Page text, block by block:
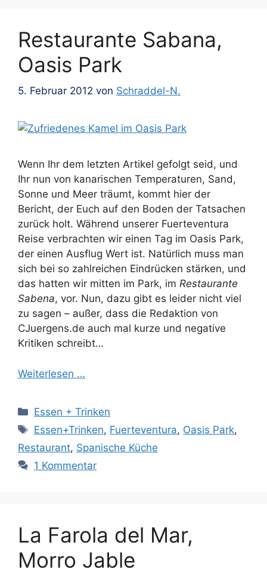
Restaurante Sabana,
Oasis Park
5. Februar 2012 von Schraddel-N.
Wenn Ihr dem letzten Artikel gefolgt seid, und
Ihr nun von kanarischen Temperaturen, Sand,
Sonne und Meer träumt, kommt hier der
Bericht, der Euch auf den Boden der Tatsachen
zurück holt. Während unserer Fuerteventura
Reise verbrachten wir einen Tag im Oasis Park,
der einen Ausflug Wert ist. Natürlich muss man
sich bei so zahlreichen Eindrücken stärken, und
das hatten wir mitten im Park, im Restaurante
Sabena, vor. Nun, dazu gibt es leider nicht viel
zu sagen – außer, dass die Redaktion von
CJuergens.de auch mal kurze und negative
Kritiken schreibt…
Weiterlesen …
Kategorien
Essen + Trinken
Schlagwörter
Essen+Trinken, Fuerteventura, Oasis Park,
Restaurant, Spanische Küche
1 Kommentar
La Farola del Mar,
Morro Jable